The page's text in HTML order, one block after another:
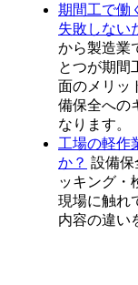
期間工で働
失敗しない
から製造業
とつが期間
面のメリッ
備保全への
なります。
工場の軽作
か？ 設備保
ッキング・
現場に触れ
内容の違い